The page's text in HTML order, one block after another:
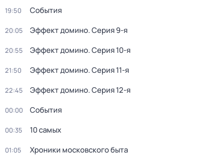
19:50 События
20:05 Эффект домино. Серия 9-я
20:55 Эффект домино. Серия 10-я
21:50 Эффект домино. Серия 11-я
22:45 Эффект домино. Серия 12-я
00:00 События
00:35 10 самых
01:05 Хроники московского быта